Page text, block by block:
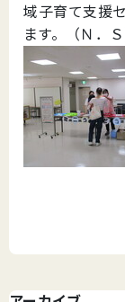
域子育て支援
ます。（Ｎ．Ｓ